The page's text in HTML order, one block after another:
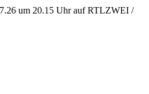
um 20.15 Uhr auf RTLZWEI /